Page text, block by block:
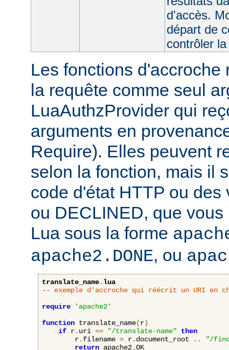
d'accès.
départ de
contrôler
Les fonctions d'accroche
la requête comme seul
LuaAuthzProvider qui
arguments en
Require). Elles peuvent
selon la fonction, mais il
code d'état HTTP ou des
ou DECLINED, que
Lua sous la forme
apache2.DONE, ou
translate_name.lua
-- exemple d'accroche qui réécrit un URI en
require
'apache2'
function translate_name(r)
if r. uri == "/translate-name"
then
        r
. filename = r. document_root ..
"/
return apache2.OK